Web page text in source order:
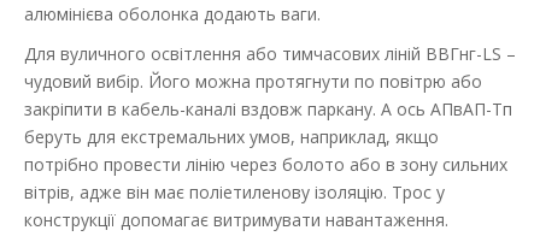
алюмінієва оболонка додають ваги.
Для вуличного освітлення або тимчасових ліній ВВГнг-LS –
чудовий вибір. Його можна протягнути по повітрю або
закріпити в кабель-каналі вздовж паркану. А ось АПвАП-Тп
беруть для екстремальних умов, наприклад, якщо
потрібно провести лінію через болото або в зону сильних
вітрів, адже він має поліетиленову ізоляцію. Трос у
конструкції допомагає витримувати навантаження.